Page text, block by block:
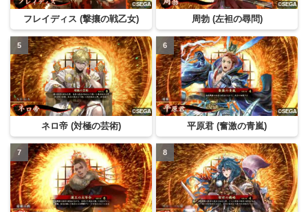
フレイディス (撃攘の戦乙女) 周勃 (左袒の尋問)
ネロ帝 (対極の芸術) 平原君 (奮激の青嵐)